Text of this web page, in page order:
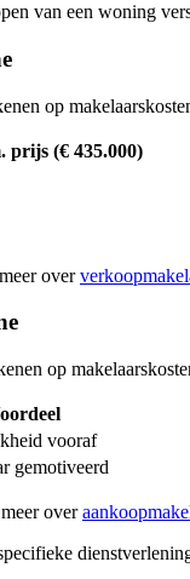
van een woning
op
prijs (€ 435.000)
over
op
vooraf
gemotiveerd
over